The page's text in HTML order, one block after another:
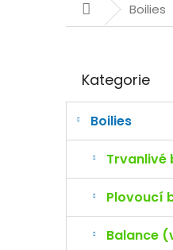
DomůBoilies
r
n
í
kategorie
Kategorie
Boilies
Trvanlivé
Plovoucí
Balance